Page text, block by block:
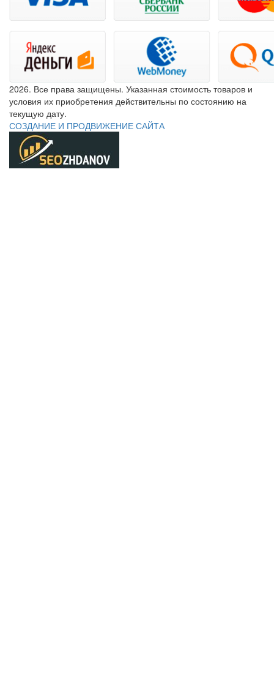
2026. Все права защищены. Указанная стоимость товаров и
условия их приобретения действительны по состоянию на
текущую дату.
СОЗДАНИЕ И ПРОДВИЖЕНИЕ САЙТА